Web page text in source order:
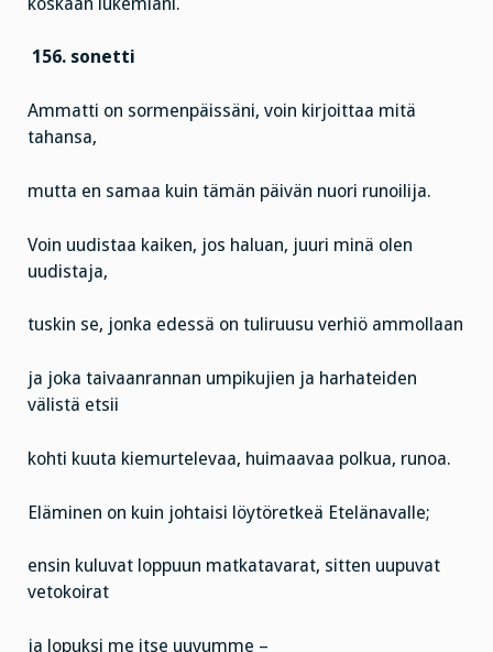
156. sonetti
Ammatti on sormenpäissäni, voin kirjoittaa mitä
tahansa,
mutta en samaa kuin tämän päivän nuori runoilija.
Voin uudistaa kaiken, jos haluan, juuri minä olen
uudistaja,
tuskin se, jonka edessä on tuliruusu verhiö ammollaan
ja joka taivaanrannan umpikujien ja harhateiden
välistä etsii
kohti kuuta kiemurtelevaa, huimaavaa polkua, runoa.
Eläminen on kuin johtaisi löytöretkeä Etelänavalle;
ensin kuluvat loppuun matkatavarat, sitten uupuvat
vetokoirat
ja lopuksi me itse uuvumme –